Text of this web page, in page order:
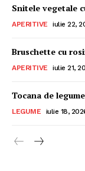
Snitele vegetale
APERITIVE iulie 22,
Bruschette cu
APERITIVE iulie 21,
Tocana de
LEGUME iulie 18,